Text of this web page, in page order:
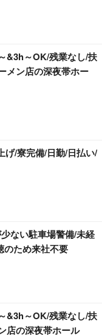
&3h～OK/残業なし/扶
メン店の深夜帯ホー
げ/寮完備/日勤/日払い/
ない駐車場警備/未経
のため来社不要
&3h～OK/残業なし/扶
店の深夜帯ホール